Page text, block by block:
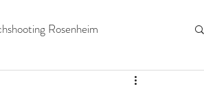
Rosenheim